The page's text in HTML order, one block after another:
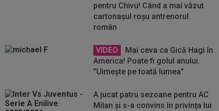
pentru Chivu! Când a mai văzut
cartonașul roșu antrenorul
român
VIDEO
Mai ceva ca Gică Hagi în
America! Poate fi golul anului.
”Uimește pe toată lumea”
A jucat patru sezoane pentru AC
Milan și s-a convins în privința lui